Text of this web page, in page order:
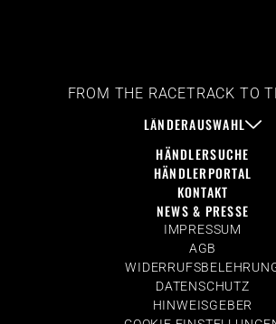
FROM THE RACETRACK TO
LÄNDERAUSWAHL
HÄNDLERSUCHE
HÄNDLERPORTAL
KONTAKT
NEWS & PRESSE
IMPRESSUM
AGB
DATENSCHUTZ
HINWEISGEBER